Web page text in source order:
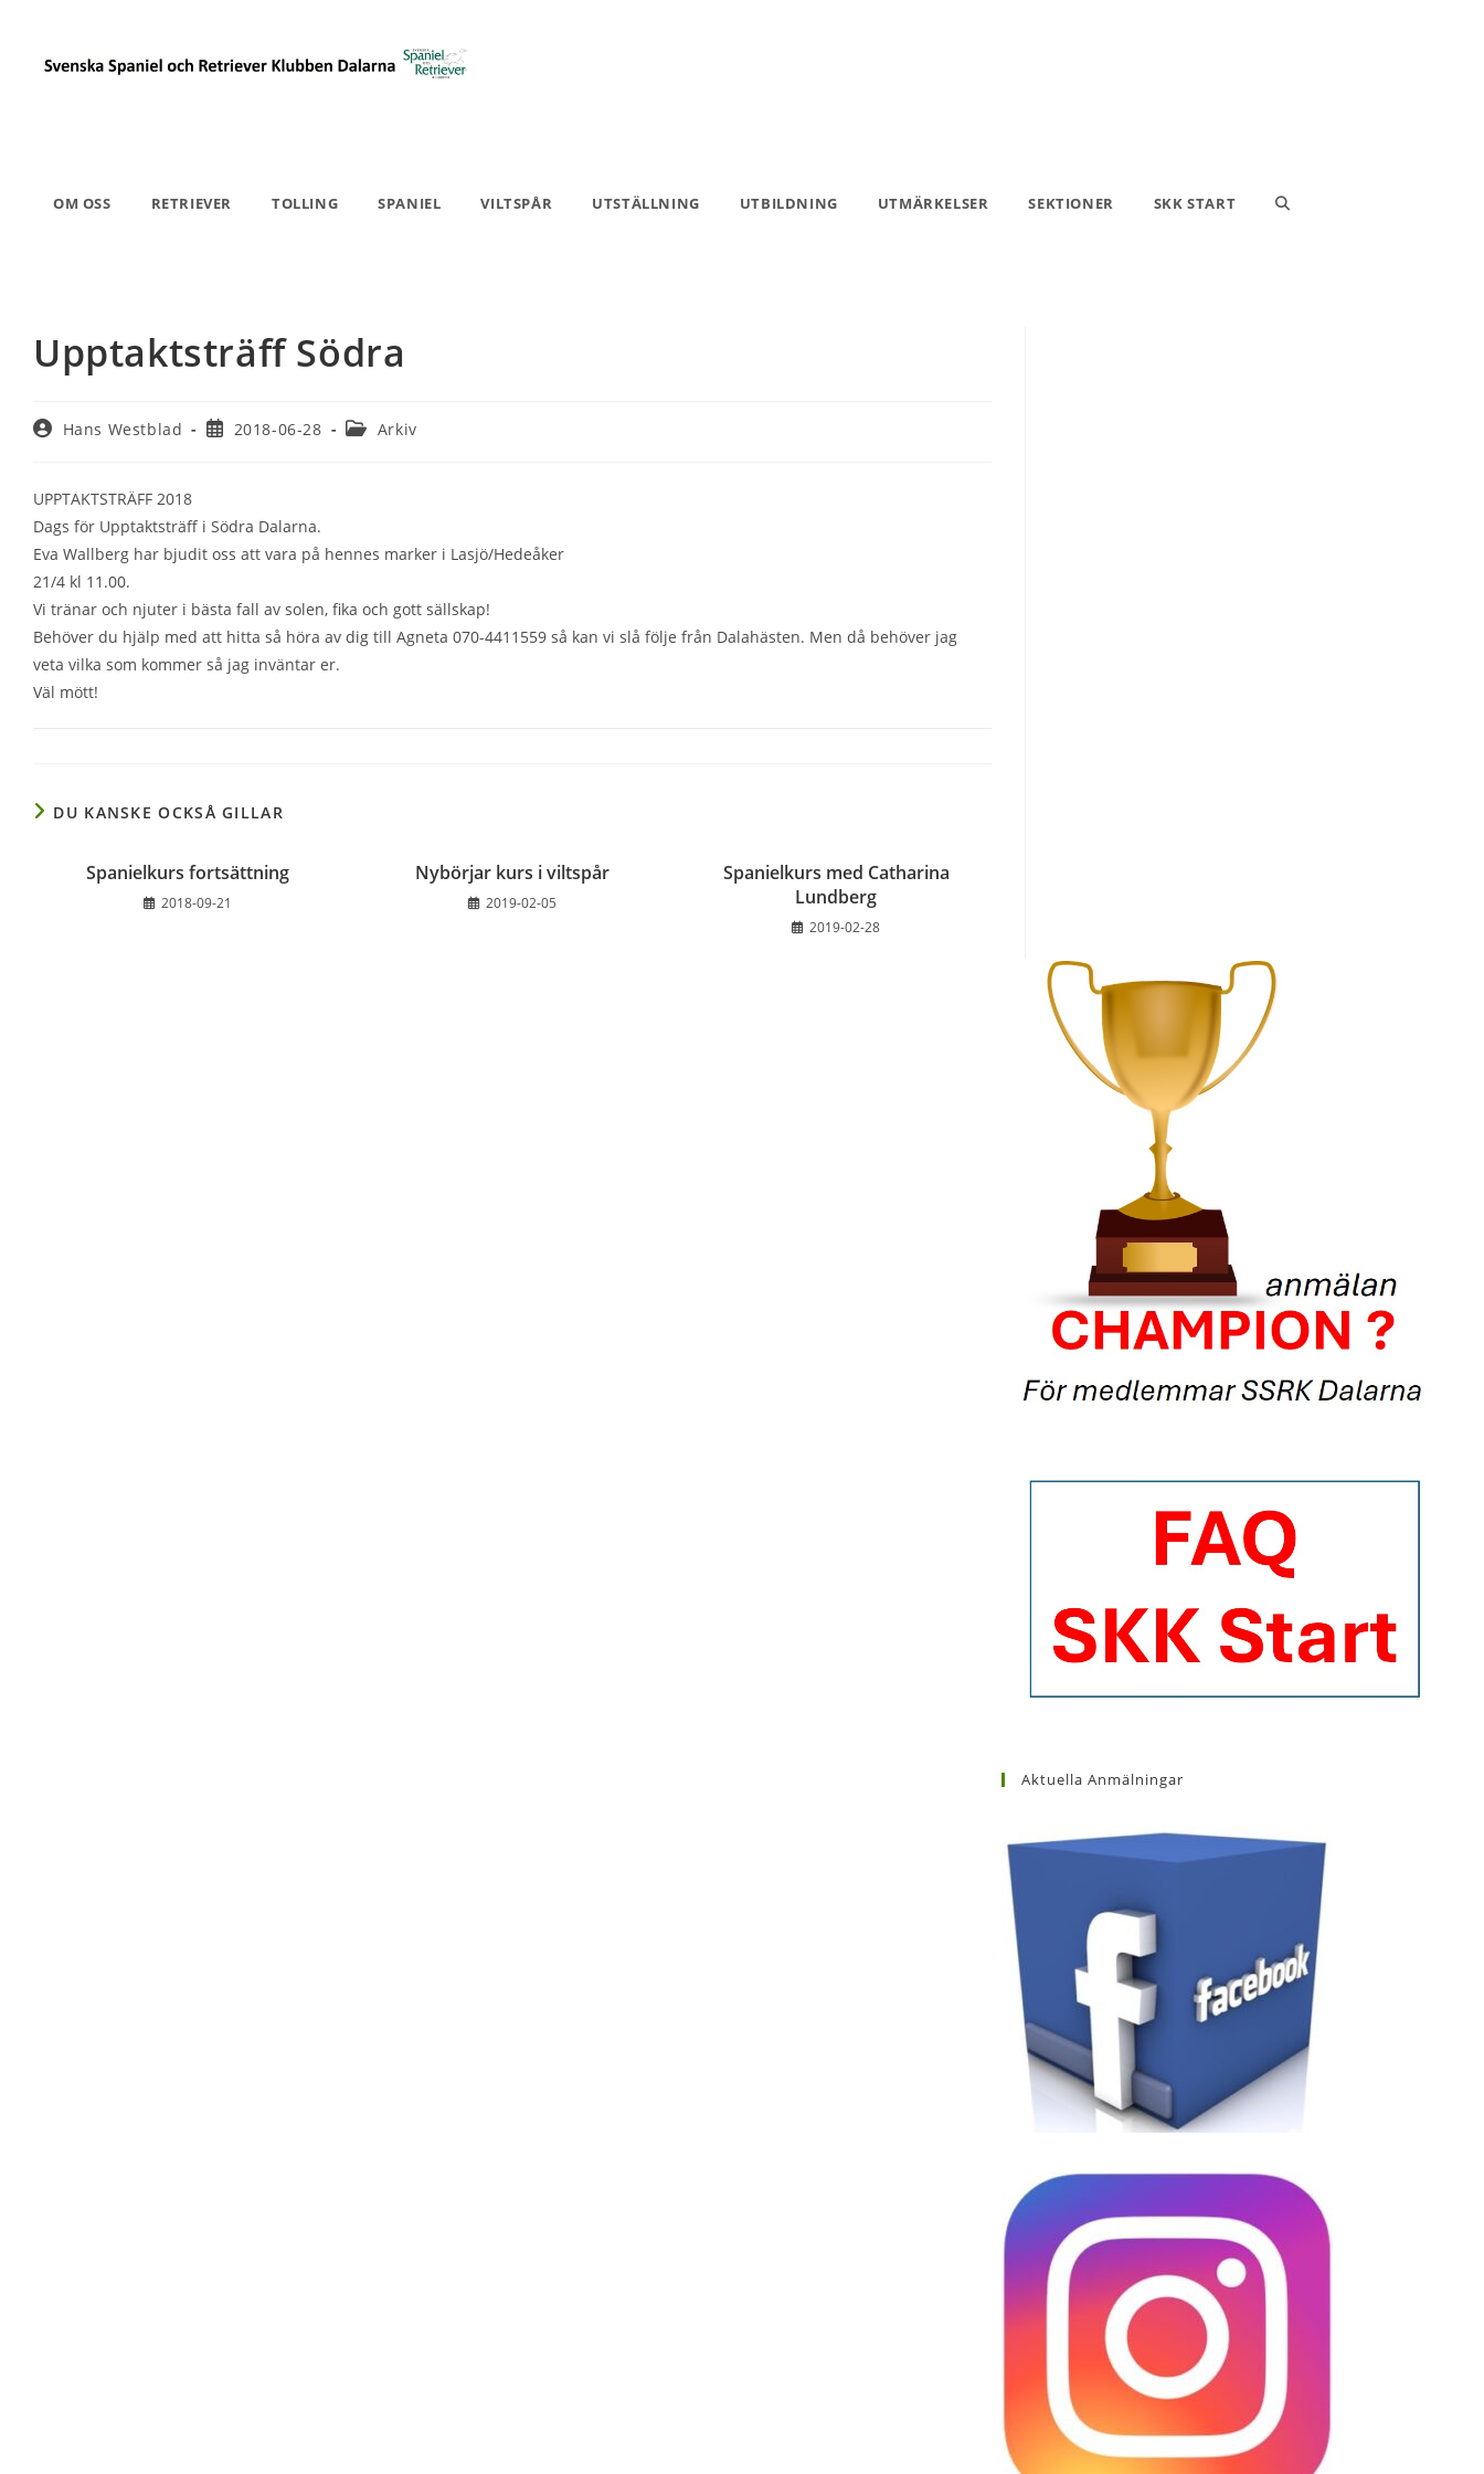
innehållet
OM OSS RETRIEVER TOLLING SPANIEL VILTSPÅR UTSTÄLLNING UTBILDNING UTMÄRKELSER SEKTIONER SKK START SLÅ
Upptaktsträff Södra
Inläggsförfattare:
Hans Westblad
Inlägget
2018-06-28 Inläggskategori:
Arkiv
UPPTAKTSTRÄFF 2018
Dags för Upptaktsträff i Södra Dalarna.
Eva Wallberg har bjudit oss att vara på hennes marker i Lasjö/Hedeåker
21/4 kl 11.00.
Vi tränar och njuter i bästa fall av solen, fika och gott sällskap!
Behöver du hjälp med att hitta så höra av dig till Agneta 070-4411559 så kan vi slå följe från Dalahästen. Men då behöver jag
veta vilka som kommer så jag inväntar er.
Väl mött!
DU KANSKE OCKSÅ GILLAR
Spanielkurs fortsättning
2018-09-21
Nybörjar kurs i viltspår
2019-02-05
Spanielkurs med Catharina
Lundberg
2019-02-28
Aktuella Anmälningar